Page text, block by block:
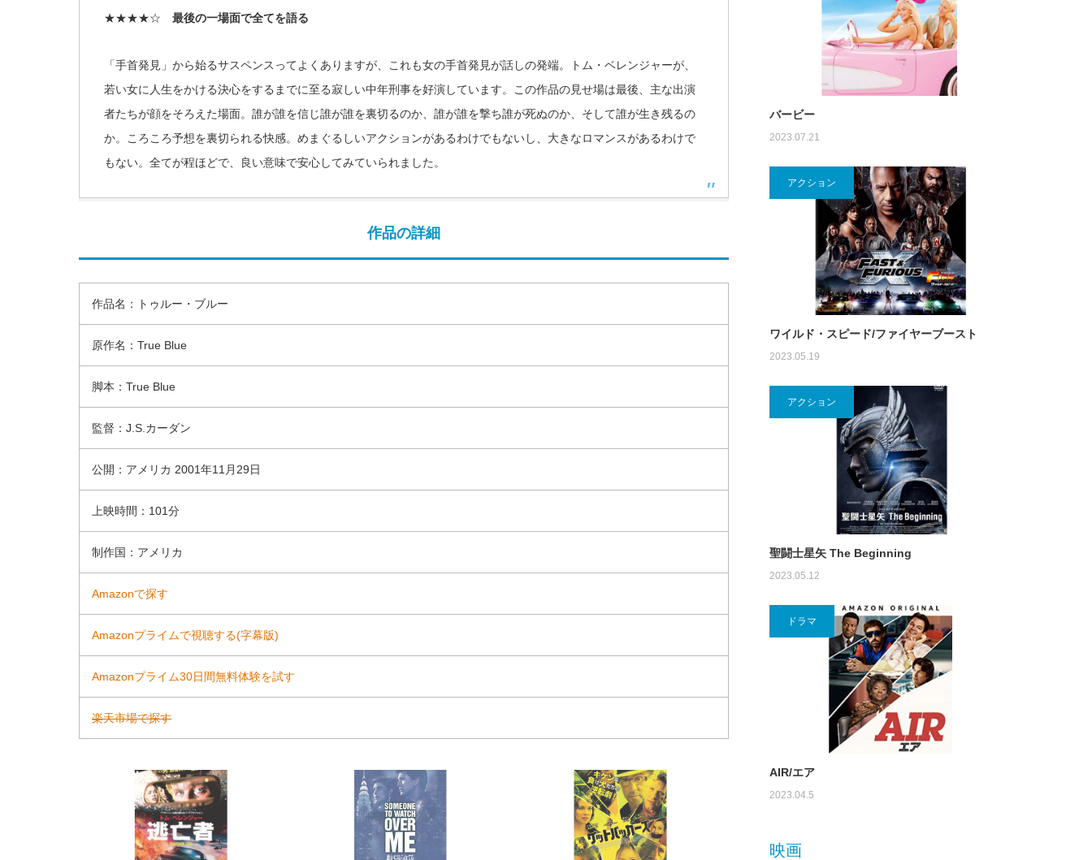
★★★★☆ 最後の一場面で全てを語る
「手首発見」から始るサスペンスってよくありますが、これも女の手首発見が話しの発端。トム・ベレンジャーが、
若い女に人生をかける決心をするまでに至る寂しい中年刑事を好演しています。この作品の見せ場は最後、主な出演
者たちが顔をそろえた場面。誰が誰を信じ誰が誰を裏切るのか、誰が誰を撃ち誰が死ぬのか、そして誰が生き残るの
か。ころころ予想を裏切られる快感。めまぐるしいアクションがあるわけでもないし、大きなロマンスがあるわけで
もない。全てが程ほどで、良い意味で安心してみていられました。
作品の詳細
作品名：トゥルー・ブルー
原作名：True Blue
脚本：True Blue
監督：J.S.カーダン
公開：アメリカ 2001年11月29日
上映時間：101分
制作国：アメリカ
Amazonで探す
Amazonプライムで視聴する(字幕版)
Amazonプライム30日間無料体験を試す
楽天市場で探す
バービー
2023.07.21
アクション
ワイルド・スピード/ファイヤーブースト
2023.05.19
アクション
聖闘士星矢 The Beginning
2023.05.12
ドラマ
AIR/エア
2023.04.5
映画